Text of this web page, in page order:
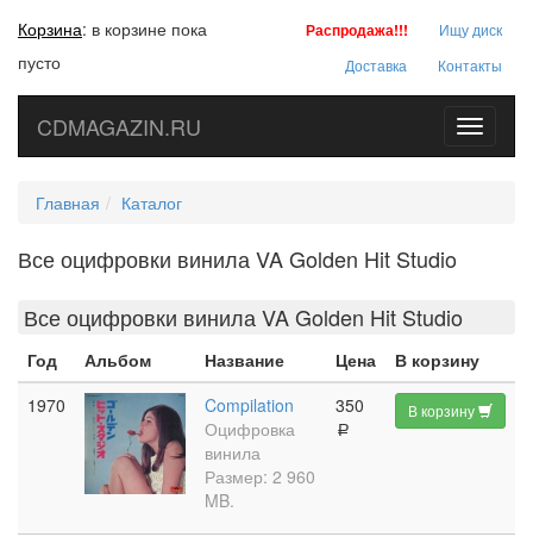
Корзина: в корзине пока
пусто
Распродажа!!!
Ищу диск
Доставка
Контакты
Toggle
CDMAGAZIN.RU
Главная Каталог
Все оцифровки винила VA Golden Hit Studio
Все оцифровки винила VA Golden Hit Studio
Год Альбом Название Цена
В корзину
1970
Compilation
Оцифровка
винила
Размер: 2 960
MB.
350
a
В корзину